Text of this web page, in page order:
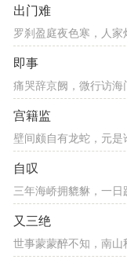
出门难
罗刹盈庭夜色寒，人
即事
痛哭辞京阙，微行访
宫籍监
壁间颇自有龙蛇，元
自叹
三年海峤拥貔貅，一
又三绝
世事蒙蒙醉不知，南